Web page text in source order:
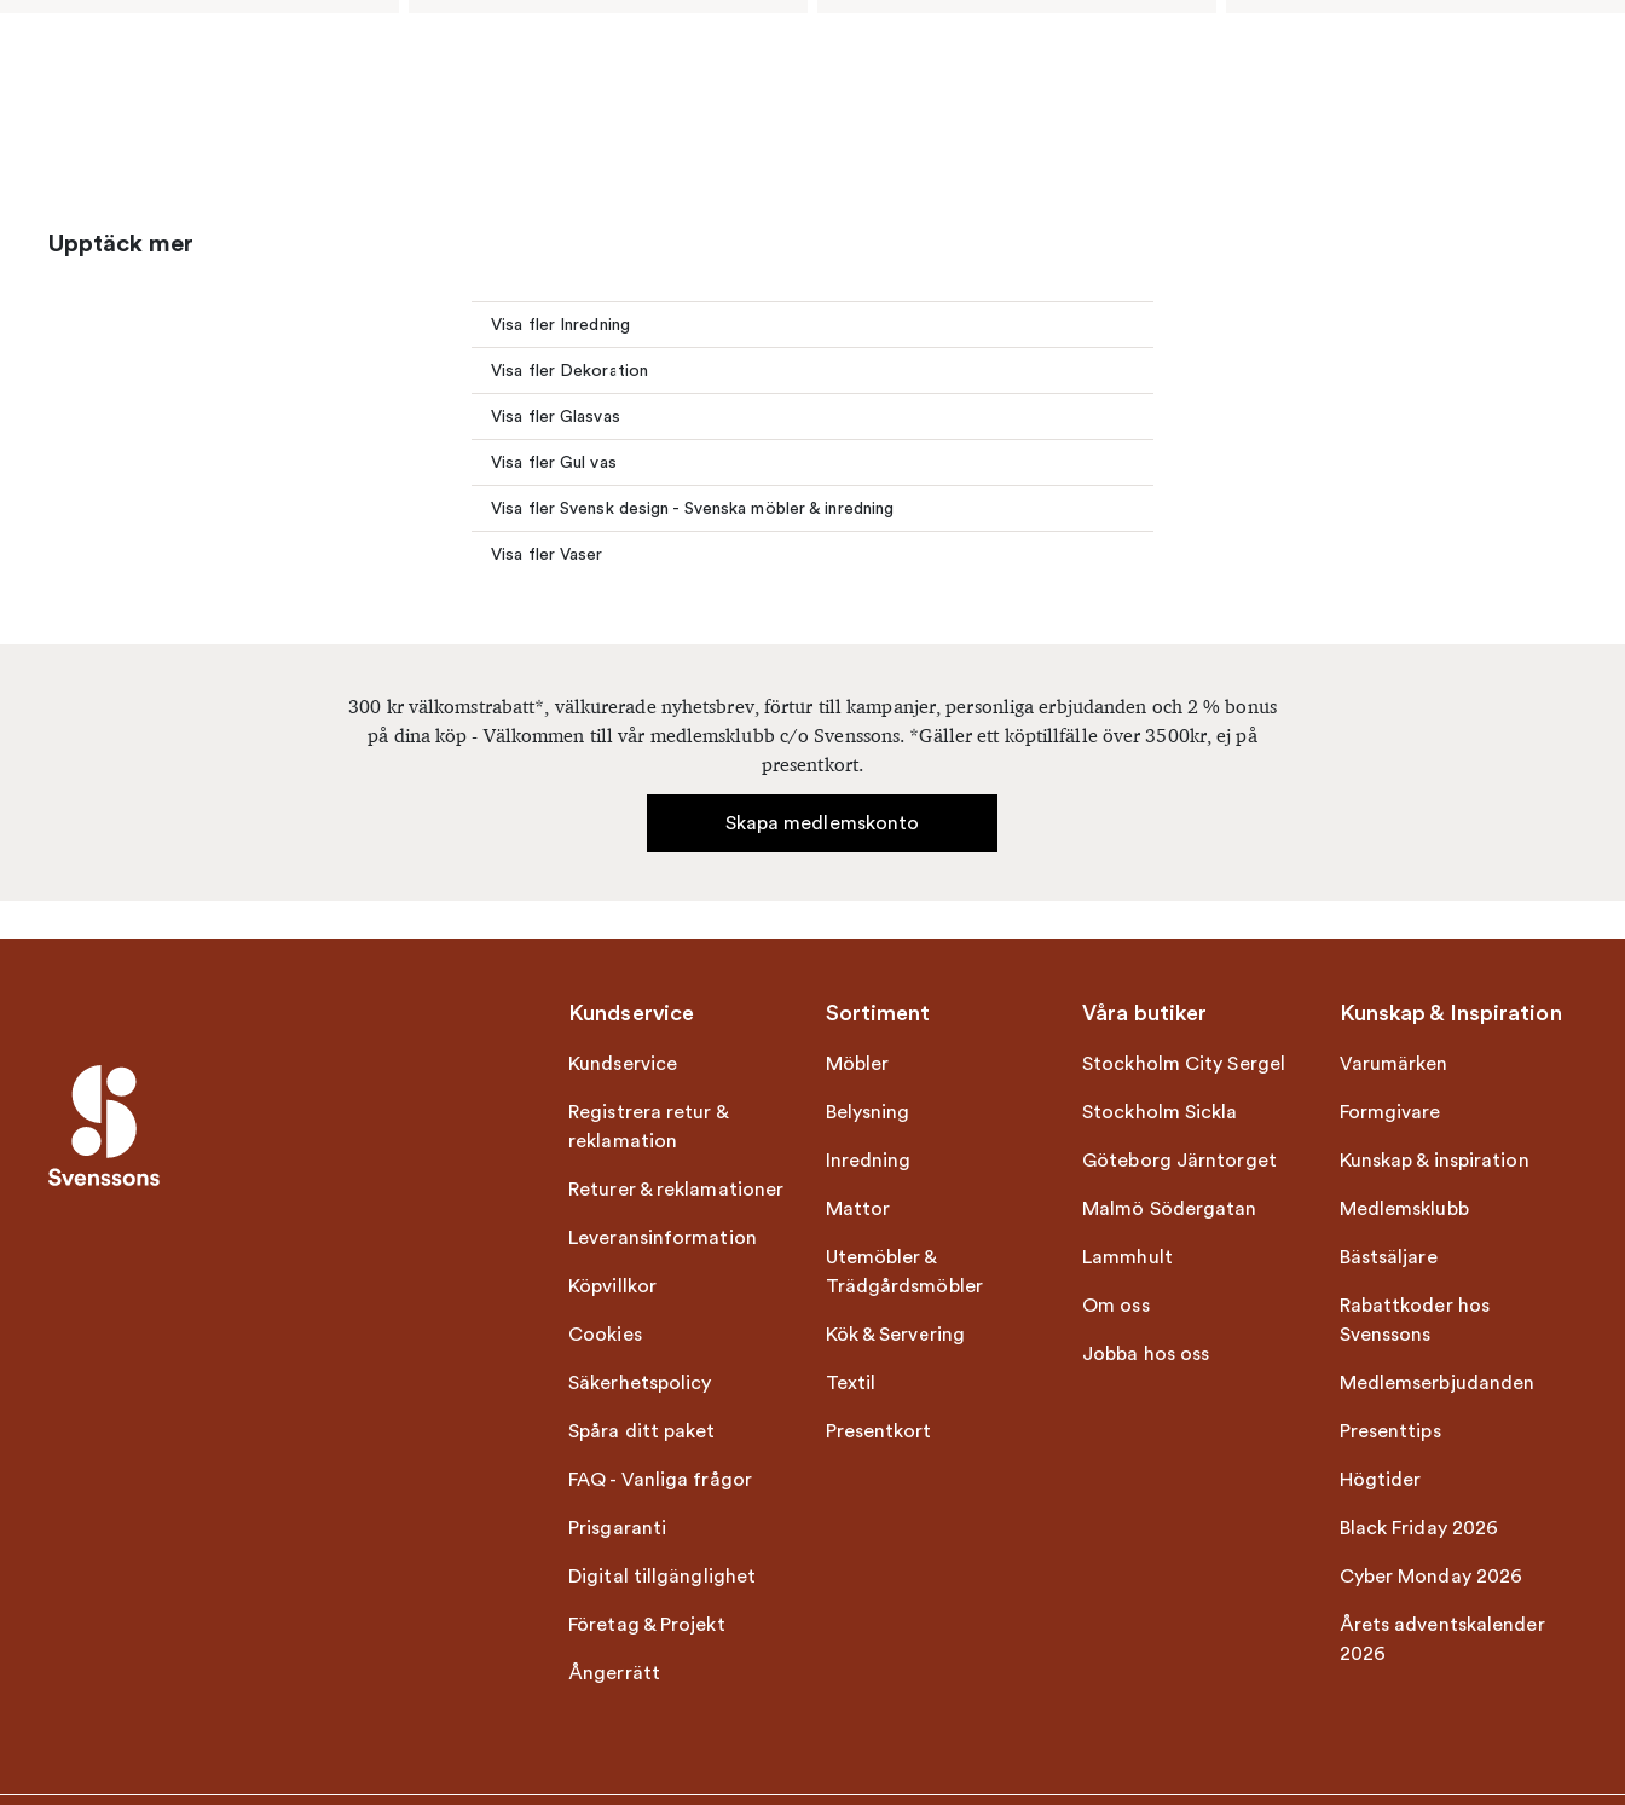
Upptäck mer
Visa fler Inredning
Visa fler Dekoration
Visa fler Glasvas
Visa fler Gul vas
Visa fler Svensk design - Svenska möbler & inredning
Visa fler Vaser
300 kr välkomstrabatt*, välkurerade nyhetsbrev, förtur till kampanjer, personliga erbjudanden och 2 % bonus
på dina köp - Välkommen till vår medlemsklubb c/o Svenssons. *Gäller ett köptillfälle över 3500kr, ej på
presentkort.
Skapa medlemskonto
Kundservice
Kundservice
Registrera retur &
reklamation
Returer & reklamationer
Leveransinformation
Köpvillkor
Cookies
Säkerhetspolicy
Spåra ditt paket
FAQ - Vanliga frågor
Prisgaranti
Digital tillgänglighet
Företag & Projekt
Ångerrätt
Sortiment
Möbler
Belysning
Inredning
Mattor
Utemöbler &
Trädgårdsmöbler
Kök & Servering
Textil
Presentkort
Våra butiker
Stockholm City Sergel
Stockholm Sickla
Göteborg Järntorget
Malmö Södergatan
Lammhult
Om oss
Jobba hos oss
Kunskap & Inspiration
Varumärken
Formgivare
Kunskap & inspiration
Medlemsklubb
Bästsäljare
Rabattkoder hos
Svenssons
Medlemserbjudanden
Presenttips
Högtider
Black Friday 2026
Cyber Monday 2026
Årets adventskalender
2026